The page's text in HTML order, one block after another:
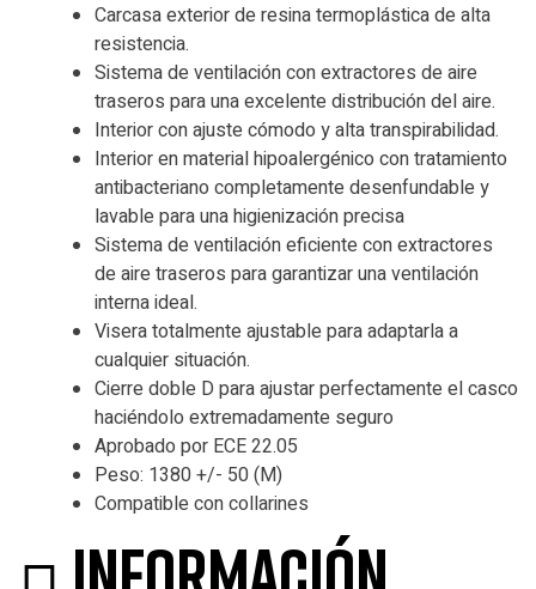
Carcasa exterior de resina termoplástica de alta
resistencia.
Sistema de ventilación con extractores de aire
traseros para una excelente distribución del aire.
Interior con ajuste cómodo y alta transpirabilidad.
Interior en material hipoalergénico con tratamiento
antibacteriano completamente desenfundable y
lavable para una higienización precisa
Sistema de ventilación eficiente con extractores
de aire traseros para garantizar una ventilación
interna ideal.
Visera totalmente ajustable para adaptarla a
cualquier situación.
Cierre doble D para ajustar perfectamente el casco
haciéndolo extremadamente seguro
Aprobado por ECE 22.05
Peso: 1380 +/- 50 (M)
Compatible con collarines